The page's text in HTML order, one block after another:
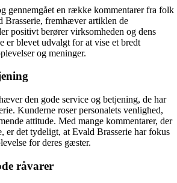
gennemgået en række kommentarer fra folk
Brasserie, fremhæver artiklen de
positivt berører virksomheden og dens
er blevet udvalgt for at vise et bredt
og meninger.
den gode service og betjening, de har
Kunderne roser personalets venlighed,
attitude. Med mange kommentarer, der
er det tydeligt, at Evald Brasserie har fokus
for deres gæster.
råvarer